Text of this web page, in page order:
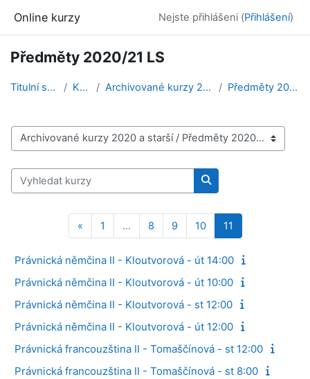
Online kurzy Nejste přihlášeni (Přihlášení)
Předměty 2020/21 LS
Titulní stránka Kurzy Archivované kurzy 2020 a starší Předměty 2020/21 LS
Kategorie kurzů
Vyhledat kurzy
Vyhledat kurzy
«Předchozí stránka
1 Stránka 1
… 8Stránka 8
9Stránka 9
10Stránka 10
11
Právnická němčina II - Kloutvorová - út 14:00
Právnická němčina II - Kloutvorová - út 10:00
Právnická němčina II - Kloutvorová - st 12:00
Právnická němčina II - Kloutvorová - út 12:00
Právnická francouzština II - Tomaščínová - st 12:00
Právnická francouzština II - Tomaščínová - st 8:00